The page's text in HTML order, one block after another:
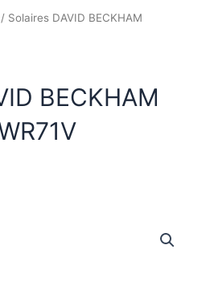
/ Solaires DAVID BECKHAM
BECKHAM